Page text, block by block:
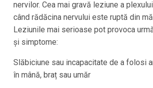
nervilor. Cea mai gravă leziune a
când rădăcina nervului este ruptă din
Leziunile mai serioase pot provoca
și simptome:
Slăbiciune sau incapacitate de a folosi
în mână, braț sau umăr